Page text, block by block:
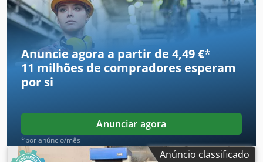
12 Ano de fabricação: 1970 Comprimento de retificação:
1800mm Largura de retificação: 400mm Dimensões do
magnético: 1.350x350mm Acessórios: Sistema de
refrigeração (KSS) Diversos discos de retificação Dwjdpfx
Acozamf Ej Uja Máquina em funcionamento e pode ser
inspecionada sob energia a qualquer momento.
Anuncie agora a partir de 4,49 €*
11 milhões de compradores esperam
por si
Anunciar agora
*por anúncio/mês
Anúncio classificado